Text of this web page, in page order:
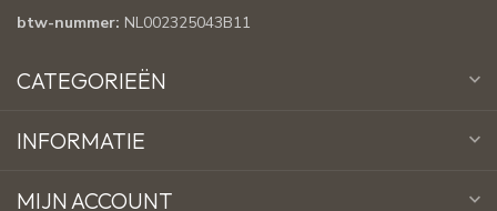
btw-nummer: NL002325043B11
CATEGORIEËN
INFORMATIE
MIJN ACCOUNT